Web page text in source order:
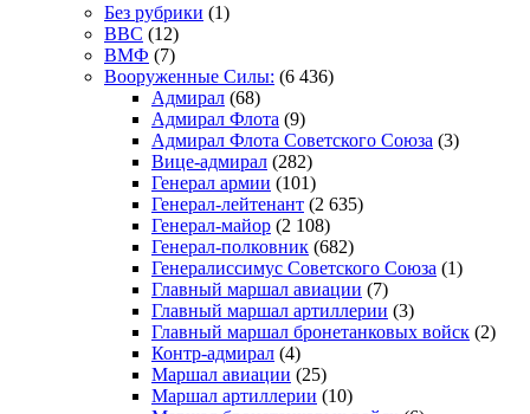
Без рубрики (1)
ВВС (12)
ВМФ (7)
Вооруженные Силы: (6 436)
Адмирал (68)
Адмирал Флота (9)
Адмирал Флота Советского Союза (3)
Вице-адмирал (282)
Генерал армии (101)
Генерал-лейтенант (2 635)
Генерал-майор (2 108)
Генерал-полковник (682)
Генералиссимус Советского Союза (1)
Главный маршал авиации (7)
Главный маршал артиллерии (3)
Главный маршал бронетанковых войск (2)
Контр-адмирал (4)
Маршал авиации (25)
Маршал артиллерии (10)